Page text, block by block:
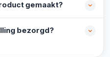
gemaakt?
bezorgd?